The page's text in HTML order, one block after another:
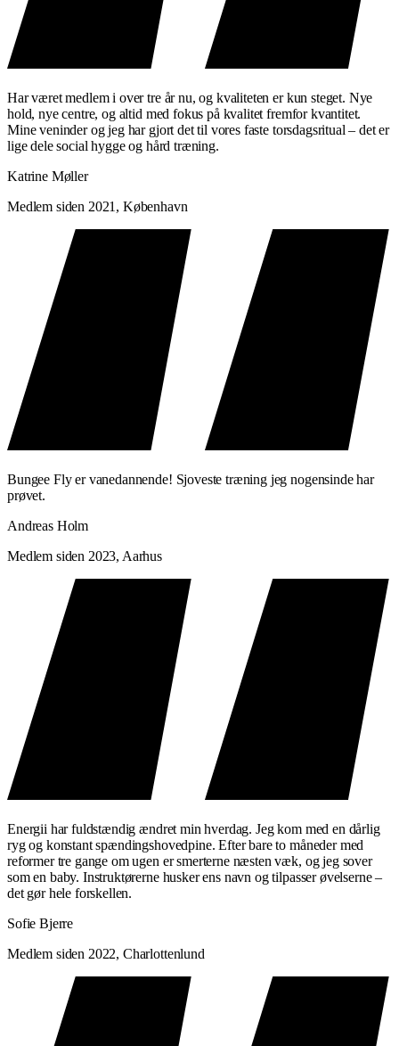
Har været medlem i over tre år nu, og kvaliteten er kun steget. Nye
hold, nye centre, og altid med fokus på kvalitet fremfor kvantitet.
Mine veninder og jeg har gjort det til vores faste torsdagsritual – det er
lige dele social hygge og hård træning.
Katrine Møller
Medlem siden 2021, København
Bungee Fly er vanedannende! Sjoveste træning jeg nogensinde har
prøvet.
Andreas Holm
Medlem siden 2023, Aarhus
Energii har fuldstændig ændret min hverdag. Jeg kom med en dårlig
ryg og konstant spændingshovedpine. Efter bare to måneder med
reformer tre gange om ugen er smerterne næsten væk, og jeg sover
som en baby. Instruktørerne husker ens navn og tilpasser øvelserne –
det gør hele forskellen.
Sofie Bjerre
Medlem siden 2022, Charlottenlund